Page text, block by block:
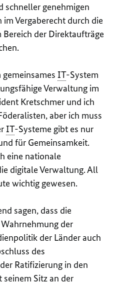
schneller genehmigen
Vergaberecht durch die
der Direktaufträge
IT-System
Verwaltung im
Kretschmer und ich
aber ich muss
IT-Systeme gibt es nur
für Gemeinsamkeit.
eine nationale
digitale Verwaltung. All
wichtig gewesen.
sagen, dass die
der
der Länder auch
des
Ratifizierung in den
Sitz an der